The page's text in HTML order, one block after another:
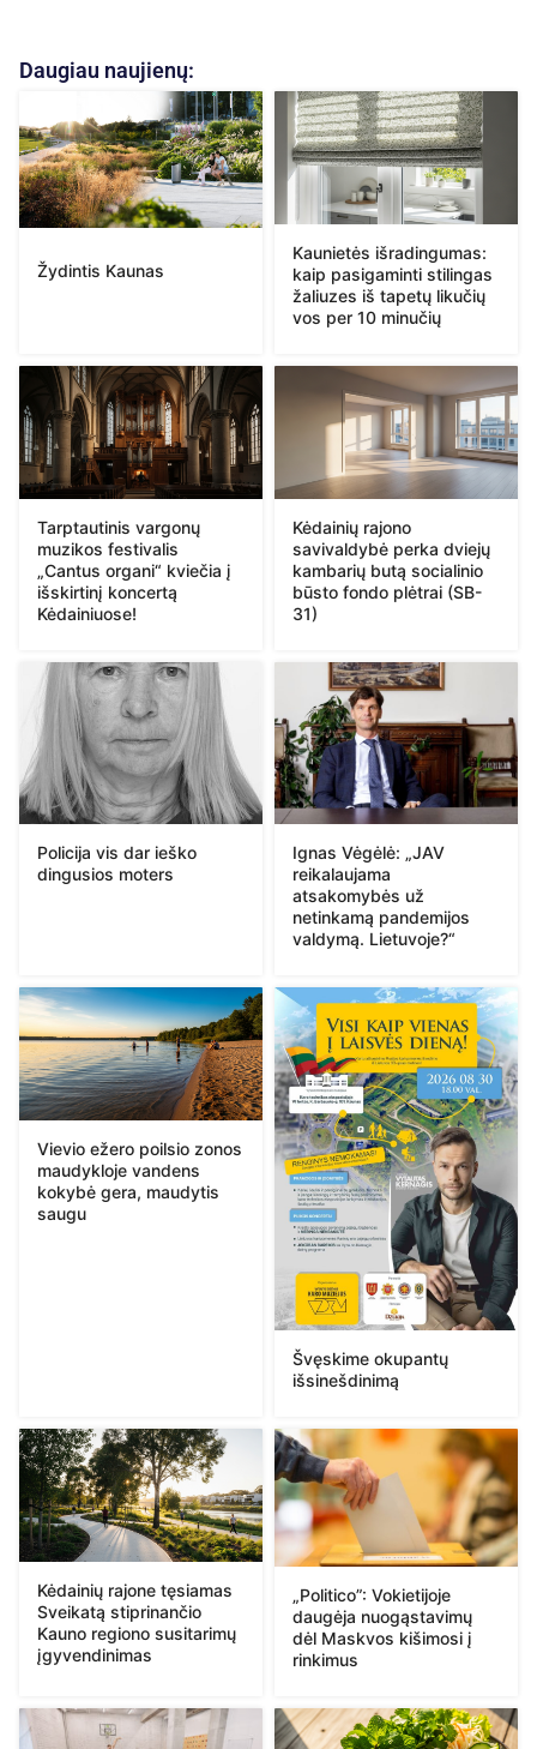
Daugiau naujienų:
Žydintis Kaunas
Kaunietės išradingumas:
kaip pasigaminti stilingas
žaliuzes iš tapetų likučių
vos per 10 minučių
Tarptautinis vargonų
muzikos festivalis
„Cantus organi“ kviečia į
išskirtinį koncertą
Kėdainiuose!
Kėdainių rajono
savivaldybė perka dviejų
kambarių butą socialinio
būsto fondo plėtrai (SB-
31)
Policija vis dar ieško
dingusios moters
Ignas Vėgėlė: „JAV
reikalaujama
atsakomybės už
netinkamą pandemijos
valdymą. Lietuvoje?“
Vievio ežero poilsio zonos
maudykloje vandens
kokybė gera, maudytis
saugu
Švęskime okupantų
išsinešdinimą
Kėdainių rajone tęsiamas
Sveikatą stiprinančio
Kauno regiono susitarimų
įgyvendinimas
„Politico”: Vokietijoje
daugėja nuogąstavimų
dėl Maskvos kišimosi į
rinkimus